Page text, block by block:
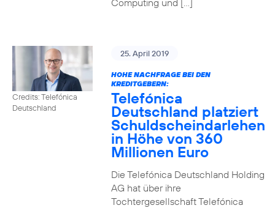
Computing und […]
Credits: Telefónica
Deutschland
25. April 2019
HOHE NACHFRAGE BEI DEN
KREDITGEBERN:
Telefónica
Deutschland platziert
Schuldscheindarlehen
in Höhe von 360
Millionen Euro
Die Telefónica Deutschland Holding
AG hat über ihre
Tochtergesellschaft Telefónica